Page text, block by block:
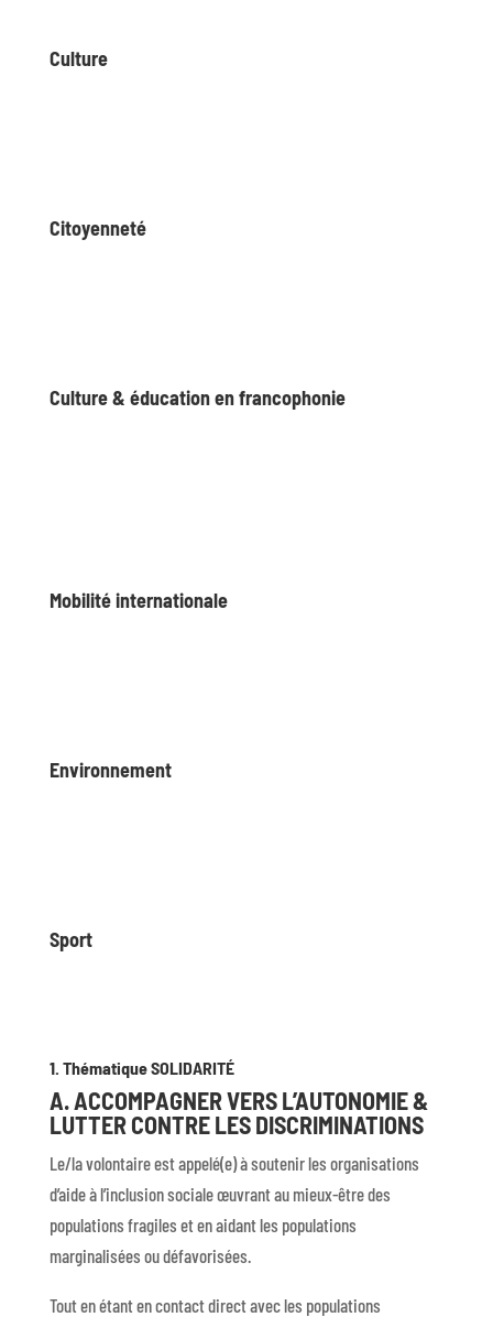
Culture
Citoyenneté
Culture & éducation en francophonie
Mobilité internationale
Environnement
Sport
1. Thématique SOLIDARITÉ
A. ACCOMPAGNER VERS L’AUTONOMIE &
LUTTER CONTRE LES DISCRIMINATIONS
Le/la volontaire est appelé(e) à soutenir les organisations
d’aide à l’inclusion sociale œuvrant au mieux-être des
populations fragiles et en aidant les populations
marginalisées ou défavorisées.
Tout en étant en contact direct avec les populations